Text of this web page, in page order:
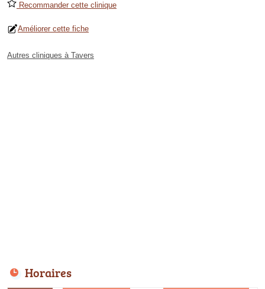
Recommander cette clinique
Améliorer cette fiche
Autres cliniques à Tavers
Horaires